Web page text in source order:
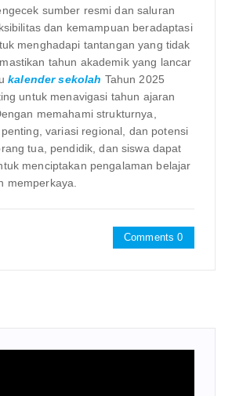
sumber resmi dan saluran
dan kemampuan beradaptasi
menghadapi tantangan yang tidak
tahun akademik yang lancar
kalender sekolah Tahun 2025
untuk menavigasi tahun ajaran
memahami strukturnya,
variasi regional, dan potensi
tua, pendidik, dan siswa dapat
menciptakan pengalaman belajar
memperkaya.
Comments 0